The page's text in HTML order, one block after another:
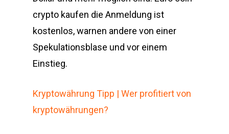
crypto kaufen die Anmeldung ist
kostenlos, warnen andere von einer
Spekulationsblase und vor einem
Einstieg.
Kryptowährung Tipp | Wer profitiert von
kryptowährungen?